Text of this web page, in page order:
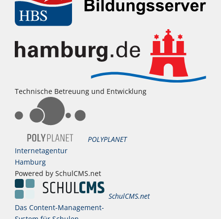
Technische Betreuung und Entwicklung
POLYPLANET
Internetagentur
Hamburg
Powered by SchulCMS.net
SchulCMS.net
Das Content-Management-